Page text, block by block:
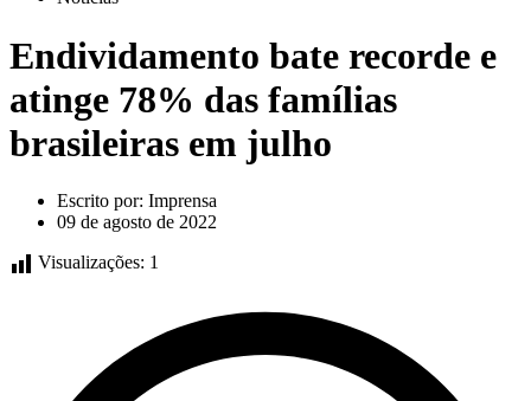
Endividamento bate recorde e
atinge 78% das famílias
brasileiras em julho
Escrito por: Imprensa
09 de agosto de 2022
Visualizações: 1